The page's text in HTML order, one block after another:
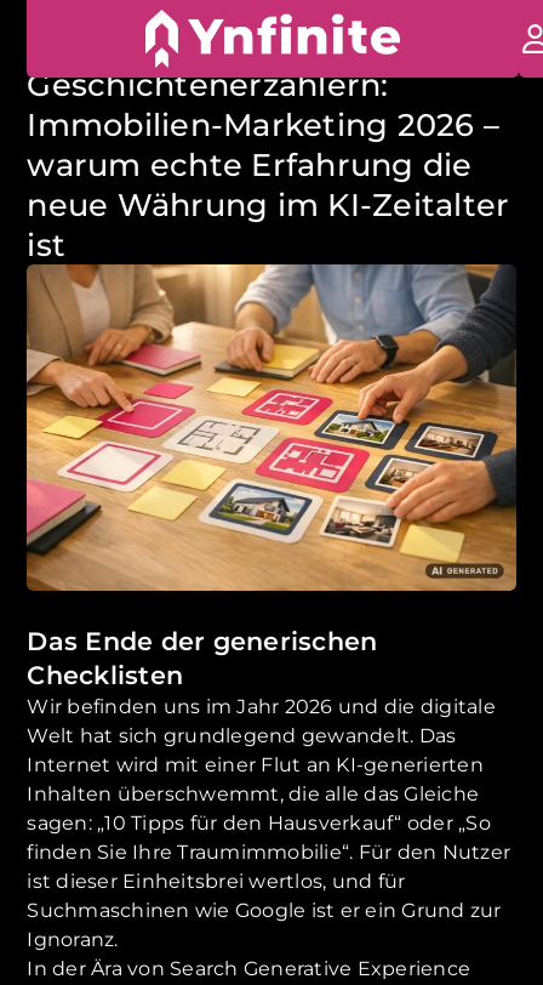
Die Zukunft gehört den
Geschichtenerzählern:
Immobilien-Marketing 2026 –
warum echte Erfahrung die
neue Währung im KI-Zeitalter
ist
Das Ende der generischen
Checklisten
Wir befinden uns im Jahr 2026 und die digitale
Welt hat sich grundlegend gewandelt. Das
Internet wird mit einer Flut an KI-generierten
Inhalten überschwemmt, die alle das Gleiche
sagen: „10 Tipps für den Hausverkauf“ oder „So
finden Sie Ihre Traumimmobilie“. Für den Nutzer
ist dieser Einheitsbrei wertlos, und für
Suchmaschinen wie Google ist er ein Grund zur
Ignoranz.
In der Ära von Search Generative Experience